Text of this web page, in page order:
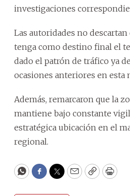
investigaciones
Las autoridades no
tenga como destino final el
dado el patrón de tráfico ya
ocasiones anteriores en esta
Además, remarcaron que la
mantiene bajo constante
estratégica ubicación en el
regional.
WhatsApp
Facebook
Twitter
EmailCopyPrint